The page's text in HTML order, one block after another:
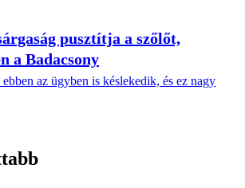
pusztítja a szőlőt,
a Badacsony
az ügyben is késlekedik, és ez nagy